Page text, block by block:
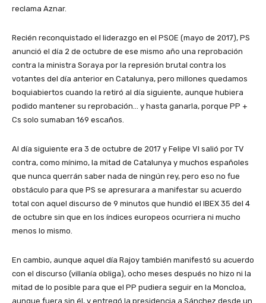
reclama Aznar.
Recién reconquistado el liderazgo en el PSOE (mayo de 2017), PS
anunció el día 2 de octubre de ese mismo año una reprobación
contra la ministra Soraya por la represión brutal contra los
votantes del día anterior en Catalunya, pero millones quedamos
boquiabiertos cuando la retiró al día siguiente, aunque hubiera
podido mantener su reprobación… y hasta ganarla, porque PP +
Cs solo sumaban 169 escaños.
Al día siguiente era 3 de octubre de 2017 y Felipe VI salió por TV
contra, como mínimo, la mitad de Catalunya y muchos españoles
que nunca querrán saber nada de ningún rey, pero eso no fue
obstáculo para que PS se apresurara a manifestar su acuerdo
total con aquel discurso de 9 minutos que hundió el IBEX 35 del 4
de octubre sin que en los índices europeos ocurriera ni mucho
menos lo mismo.
En cambio, aunque aquel día Rajoy también manifestó su acuerdo
con el discurso (villanía obliga), ocho meses después no hizo ni la
mitad de lo posible para que el PP pudiera seguir en la Moncloa,
aunque fuera sin él, y entregó la presidencia a Sánchez desde un